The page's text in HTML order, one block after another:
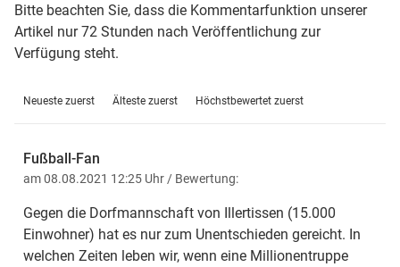
Bitte beachten Sie, dass die Kommentarfunktion unserer
Artikel nur 72 Stunden nach Veröffentlichung zur
Verfügung steht.
Neueste zuerst Älteste zuerst Höchstbewertet zuerst
Fußball-Fan
am 08.08.2021 12:25 Uhr / Bewertung:
Gegen die Dorfmannschaft von Illertissen (15.000
Einwohner) hat es nur zum Unentschieden gereicht. In
welchen Zeiten leben wir, wenn eine Millionentruppe